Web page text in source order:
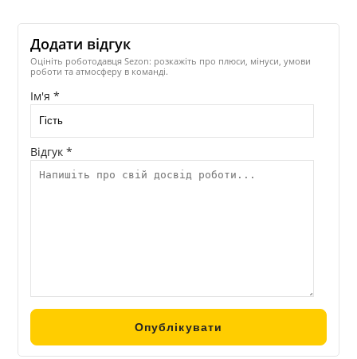
Додати відгук
Оцініть роботодавця Sezon: розкажіть про плюси, мінуси, умови
роботи та атмосферу в команді.
Ім'я *
Відгук *